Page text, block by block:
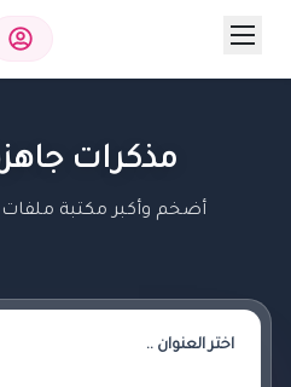
مذكرات
أضخم وأكبر مكتبة ملفات